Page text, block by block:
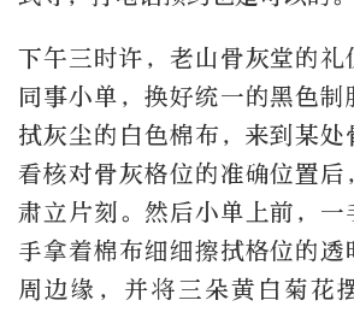
下午三时许，老山骨灰堂的礼
同事小单，换好统一的黑色制
拭灰尘的白色棉布，来到某处
看核对骨灰格位的准确位置后
肃立片刻。然后小单上前，一
手拿着棉布细细擦拭格位的透
周边缘，并将三朵黄白菊花